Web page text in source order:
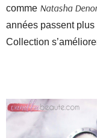
comme Natasha
années passent
Collection